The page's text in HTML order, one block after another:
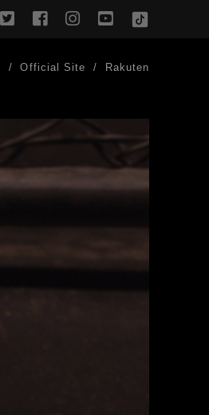
twitterfacebookinstagram
youtube
TikTok
Official Site Rakuten